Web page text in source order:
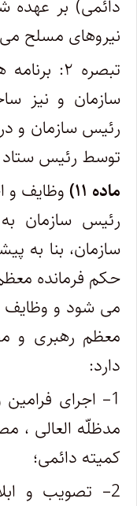
دائمی) بر عهده
نیروهای مسلح
تبصره ۲
:
سازمان و نیز
رئیس سازمان و
توسط رئیس
ماده ۱۱)
وظایف و
رئیس سازمان به
سازمان، بنا به
حکم فرمانده
می شود و وظایف
معظم رهبری و
دارد:
1– اجرای فرامین
مدظلّه العالی ،
کمیته دائمی؛
2– تصویب و